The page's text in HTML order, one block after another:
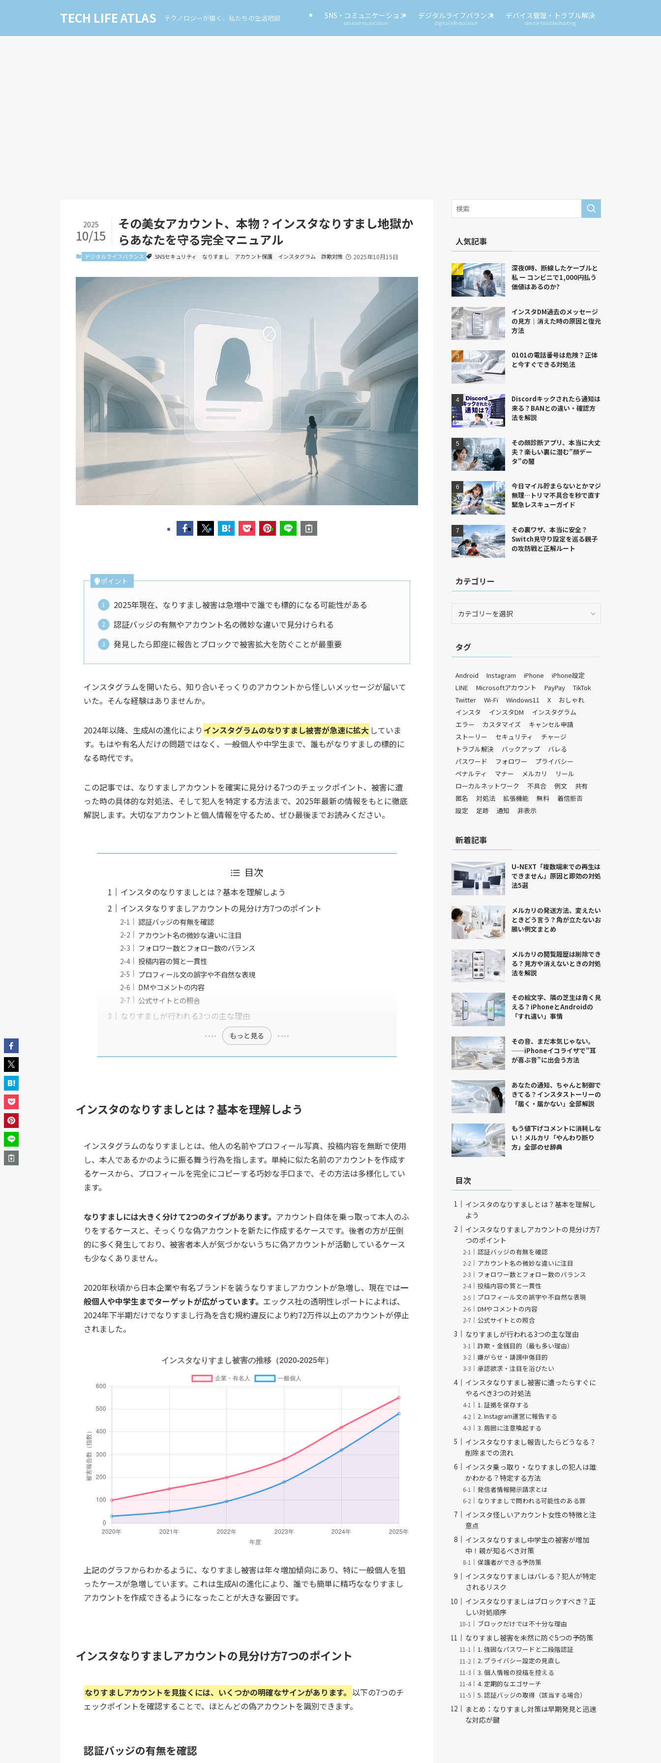
TECH LIFE ATLAS テクノロジーが描く、私たちの生活地図 SNS・コミュニケーション
sns-communication
デジタルライフバランス
digital-life-balance
デバイス管理・トラブル解決
device-troubleshooting
その美女アカウント、本物？インスタなりすまし地獄か
らあなたを守る完全マニュアル
2025
10/15
デジタルライフバランス SNSセキュリティ なりすまし アカウント保護 インスタグラム 詐欺対策 2025年10月15日
ポイント
2025年現在、なりすまし被害は急増中で誰でも標的になる可能性がある
認証バッジの有無やアカウント名の微妙な違いで見分けられる
発見したら即座に報告とブロックで被害拡大を防ぐことが最重要
インスタグラムを開いたら、知り合いそっくりのアカウントから怪しいメッセージが届いて
いた。そんな経験はありませんか。
2024年以降、生成AIの進化により インスタグラムのなりすまし被害が急速に拡大 していま
す。もはや有名人だけの問題ではなく、一般個人や中学生まで、誰もがなりすましの標的に
なる時代です。
この記事では、なりすましアカウントを確実に見分ける7つのチェックポイント、被害に遭
った時の具体的な対処法、そして犯人を特定する方法まで、2025年最新の情報をもとに徹底
解説します。大切なアカウントと個人情報を守るため、ぜひ最後までお読みください。
目次
インスタのなりすましとは？基本を理解しよう
インスタなりすましアカウントの見分け方7つのポイント
認証バッジの有無を確認
アカウント名の微妙な違いに注目
フォロワー数とフォロー数のバランス
投稿内容の質と一貫性
プロフィール文の誤字や不自然な表現
DMやコメントの内容
公式サイトとの照合
なりすましが行われる3つの主な理由
もっと見る
インスタのなりすましとは？基本を理解しよう
インスタグラムのなりすましとは、他人の名前やプロフィール写真、投稿内容を無断で使用
し、本人であるかのように振る舞う行為を指します。単純に似た名前のアカウントを作成す
るケースから、プロフィールを完全にコピーする巧妙な手口まで、その方法は多様化してい
ます。
なりすましには大きく分けて2つのタイプがあります。 アカウント自体を乗っ取って本人のふ
りをするケースと、そっくりな偽アカウントを新たに作成するケースです。後者の方が圧倒
的に多く発生しており、被害者本人が気づかないうちに偽アカウントが活動しているケース
も少なくありません。
2020年秋頃から日本企業や有名ブランドを装うなりすましアカウントが急増し、現在では一
般個人や中学生までターゲットが広がっています。 エックス社の透明性レポートによれば、
2024年下半期だけでなりすまし行為を含む規約違反により約72万件以上のアカウントが停止
されました。
上記のグラフからわかるように、なりすまし被害は年々増加傾向にあり、特に一般個人を狙
ったケースが急増しています。これは生成AIの進化により、誰でも簡単に精巧ななりすまし
アカウントを作成できるようになったことが大きな要因です。
インスタなりすましアカウントの見分け方7つのポイント
なりすましアカウントを見抜くには、いくつかの明確なサインがあります。 以下の7つのチ
ェックポイントを確認することで、ほとんどの偽アカウントを識別できます。
認証バッジの有無を確認
人気記事
深夜0時、断線したケーブルと
私 ー コンビニで1,000円払う
価値はあるのか?
インスタDM過去のメッセージ
の見方｜消えた時の原因と復元
方法
0101の電話番号は危険？正体
と今すぐできる対処法
Discordキックされたら通知は
来る？BANとの違い・確認方
法を解説
その顔診断アプリ、本当に大丈
夫？――楽しい裏に潜む”顔デー
タ”の闇
今日マイル貯まらないとかマジ
無理…トリマ不具合を秒で直す
緊急レスキューガイド
その裏ワザ、本当に安全？
Switch見守り設定を巡る親子
の攻防戦と正解ルート
カテゴリー
ータグ
Android Instagram iPhone
iPhone設定
LINE
Microsoftアカウント PayPay
TikTok
Twitter
Wi-Fi Windows11 X
おしゃれ
インスタ
インスタDM
インスタグラム
エラー
カスタマイズ
キャンセル申請
ストーリー
セキュリティ
チャージ
トラブル解決
バックアップ
バレる
パスワード
フォロワー
プライバシー
ペナルティ
マナー メルカリ
リール
ローカルネットワーク
不具合 例文
共有
匿名
対処法 拡張機能 無料
着信拒否
設定
足跡 通知 非表示
新着記事
U-NEXT「複数端末での再生は
できません」原因と即効の対処
法5選
メルカリの発送方法、変えたい
ときどう言う？角が立たないお
願い例文まとめ
メルカリの閲覧履歴は削除でき
る？見方や消えないときの対処
法を解説
その絵文字、隣の芝生は青く見
える？iPhoneとAndroidの
「すれ違い」事情
その音、まだ本気じゃない。
──iPhoneイコライザで”耳
が喜ぶ音”に出会う方法
あなたの通知、ちゃんと制御で
きてる？インスタストーリーの
「届く・届かない」全部解説
もう値下げコメントに消耗しな
い！メルカリ「やんわり断り
方」全部のせ辞典
目次
インスタのなりすましとは？基本を理解し
よう
インスタなりすましアカウントの見分け方7
つのポイント
認証バッジの有無を確認
アカウント名の微妙な違いに注目
フォロワー数とフォロー数のバランス
投稿内容の質と一貫性
プロフィール文の誤字や不自然な表現
DMやコメントの内容
公式サイトとの照合
なりすましが行われる3つの主な理由
詐欺・金銭目的（最も多い理由）
嫌がらせ・誹謗中傷目的
承認欲求・注目を浴びたい
インスタなりすまし被害に遭ったらすぐに
やるべき3つの対処法
1. 証拠を保存する
2. Instagram運営に報告する
3. 周囲に注意喚起する
インスタなりすまし報告したらどうなる？
削除までの流れ
インスタ乗っ取り・なりすましの犯人は誰
かわかる？特定する方法
発信者情報開示請求とは
なりすましで問われる可能性のある罪
インスタ怪しいアカウント女性の特徴と注
意点
インスタなりすまし中学生の被害が増加
中！親が知るべき対策
保護者ができる予防策
インスタなりすましはバレる？犯人が特定
されるリスク
インスタなりすましはブロックすべき？正
しい対処順序
ブロックだけでは不十分な理由
なりすまし被害を未然に防ぐ5つの予防策
1. 強固なパスワードと二段階認証
2. プライバシー設定の見直し
3. 個人情報の投稿を控える
4. 定期的なエゴサーチ
5. 認証バッジの取得（該当する場合）
まとめ：なりすまし対策は早期発見と迅速
な対応が鍵